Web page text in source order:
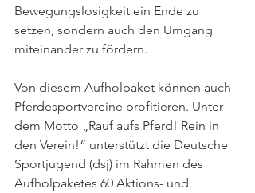
Bewegungslosigkeit ein Ende zu
setzen, sondern auch den Umgang
miteinander zu fördern.
Von diesem Aufholpaket können auch
Pferdesportvereine profitieren. Unter
dem Motto „Rauf aufs Pferd! Rein in
den Verein!“ unterstützt die Deutsche
Sportjugend (dsj) im Rahmen des
Aufholpaketes 60 Aktions- und